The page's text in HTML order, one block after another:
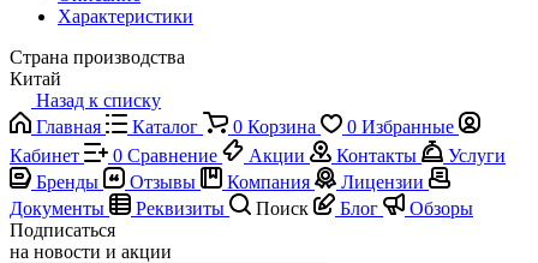
Характеристики
Страна производства
Китай
Назад к списку
Главная
Каталог 0 Корзина 0 Избранные
Кабинет
0 Сравнение Акции Контакты
Услуги
Бренды
Отзывы Компания
Лицензии
Документы
Реквизиты Поиск Блог
Обзоры
Подписаться
на новости и акции